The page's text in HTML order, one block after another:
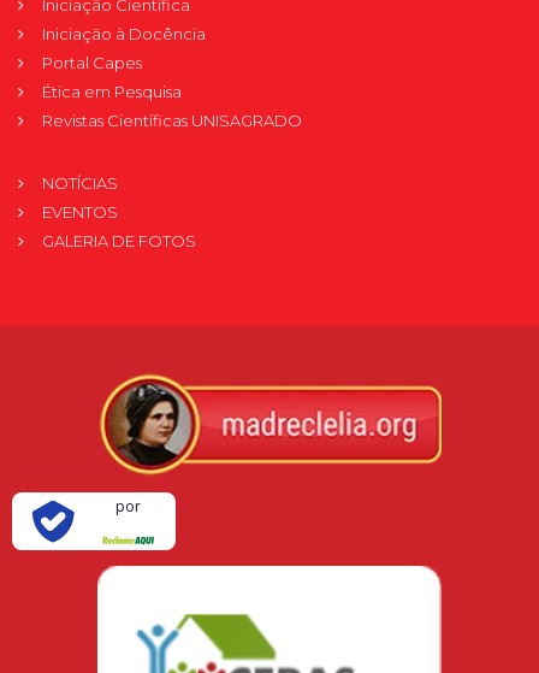
Iniciação Científica
Iniciação à Docência
Portal Capes
Ética em Pesquisa
Revistas Científicas UNISAGRADO
NOTÍCIAS
EVENTOS
GALERIA DE FOTOS
por